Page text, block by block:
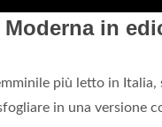
in
più letto in Italia,
in una versione